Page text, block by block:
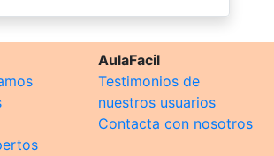
AulaFacil
Testimonios de
nuestros usuarios
Contacta con nosotros